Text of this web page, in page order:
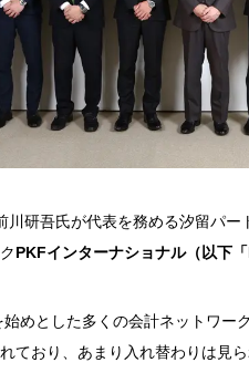
研吾氏が代表を務める汐留パ
PKFインターナショナル（以下「
めとした多くの会計ネットワ
ており、あまり入れ替わりは見ら